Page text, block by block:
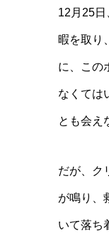
12月25
暇を取り
に、この
なくては
とも会え
だが、ク
が鳴り、
いて落ち